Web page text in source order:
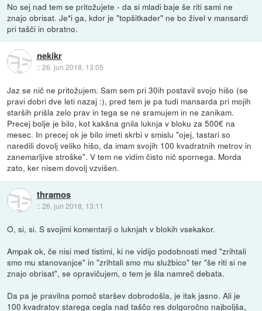
No sej nad tem se pritožujete - da si mladi baje še riti sami ne
znajo obrisat. Je*i ga, kdor je "topšitkader" ne bo živel v mansardi
pri tašči in obratno.
nekikr
::26. jun 2018, 13:05
Jaz se nič ne pritožujem. Sam sem pri 30ih postavil svojo hišo (se
pravi dobri dve leti nazaj :), pred tem je pa tudi mansarda pri mojih
starših prišla zelo prav in tega se ne sramujem in ne zanikam.
Precej bolje je bilo, kot kakšna gnila luknja v bloku za 500€ na
mesec. In precej ok je bilo imeti skrbi v smislu "ojej, tastari so
naredili dovolj veliko hišo, da imam svojih 100 kvadratnih metrov in
zanemarljive stroške". V tem ne vidim čisto nič spornega. Morda
zato, ker nisem dovolj vzvišen.
thramos
::26. jun 2018, 13:11
O, si, si. S svojimi komentarji o luknjah v blokih vsekakor.
Ampak ok, če nisi med tistimi, ki ne vidijo podobnosti med "zrihtali
smo mu stanovanjce" in "zrihtali smo mu službico" ter "še riti si ne
znajo obrisat", se opravičujem, o tem je šla namreč debata.
Da pa je pravilna pomoč staršev dobrodošla, je itak jasno. Ali je
100 kvadratov starega cegla nad taščo res dolgoročno najboljša,